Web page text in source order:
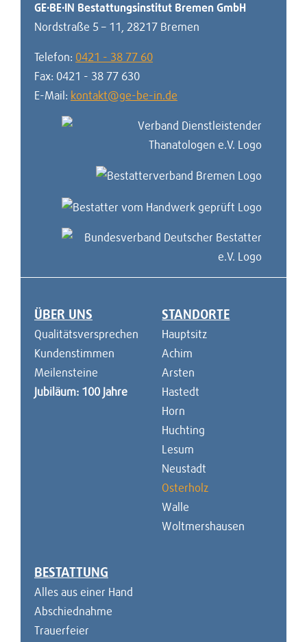
GE·BE·IN Bestattungsinstitut Bremen GmbH
Nordstraße 5 – 11 28217 Bremen
Telefon: 0421 - 38 77 60
Fax: 0421 - 38 77 630
E-Mail: kontakt@ge-be-in.de
Navigation überspringen
ÜBER UNS
Qualitätsversprechen
Kundenstimmen
Meilensteine
Jubiläum: 100 Jahre
STANDORTE
Hauptsitz
Achim
Arsten
Hastedt
Horn
Huchting
Lesum
Neustadt
Osterholz
Walle
Woltmershausen
BESTATTUNG
Alles aus einer Hand
Abschiednahme
Trauerfeier